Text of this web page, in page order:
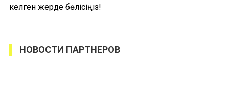
келген жерде бөлісіңіз!
НОВОСТИ ПАРТНЕРОВ